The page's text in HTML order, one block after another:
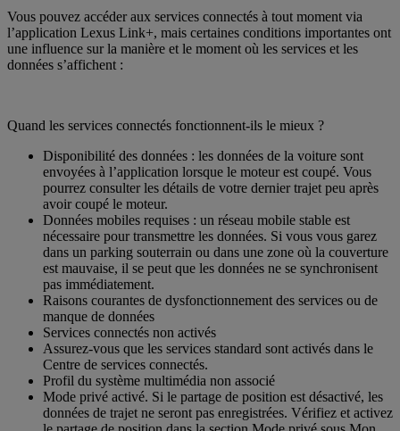
Vous pouvez accéder aux services connectés à tout moment via
l’application Lexus Link+, mais certaines conditions importantes ont
une influence sur la manière et le moment où les services et les
données s’affichent :​
Quand les services connectés fonctionnent-ils le mieux ?​
Disponibilité des données : les données de la voiture sont
envoyées à l’application lorsque le moteur est coupé. Vous
pourrez consulter les détails de votre dernier trajet peu après
avoir coupé le moteur.
Données mobiles requises : un réseau mobile stable est
nécessaire pour transmettre les données. Si vous vous garez
dans un parking souterrain ou dans une zone où la couverture
est mauvaise, il se peut que les données ne se synchronisent
pas immédiatement.
Raisons courantes de dysfonctionnement des services ou de
manque de données
Services connectés non activés
Assurez-vous que les services standard sont activés dans le
Centre de services connectés.
Profil du système multimédia non associé
Mode privé activé. Si le partage de position est désactivé, les
données de trajet ne seront pas enregistrées. Vérifiez et activez